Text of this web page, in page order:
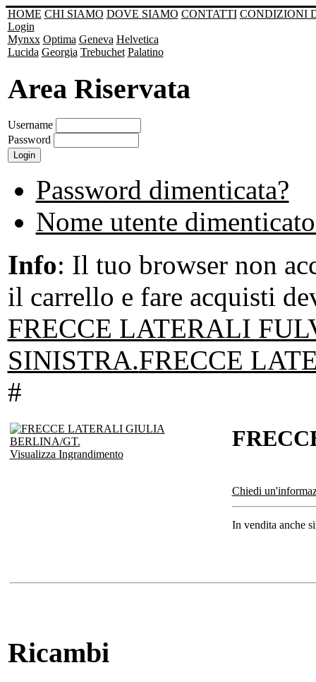
HOME CHI SIAMO DOVE SIAMO CONTATTI CONDIZIONI
Login
Mynxx Optima Geneva Helvetica
Lucida Georgia Trebuchet Palatino
Area Riservata
Username
Password
Password dimenticata?
Nome utente
Info: Il tuo browser non
il carrello e fare acquisti
FRECCE LATERALI
SINISTRA.FRECCE
#
Visualizza Ingrandimento
Chiedi
In vendita anche
Ricambi